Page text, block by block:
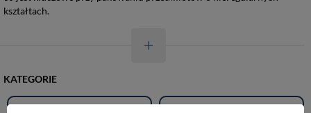
kształtach.
KATEGORIE